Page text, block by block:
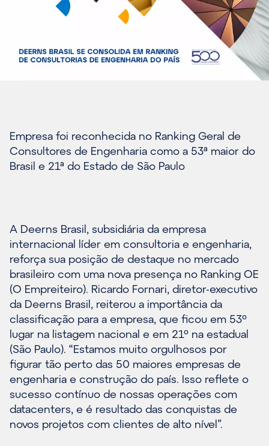
Empresa foi reconhecida no Ranking Geral de
Consultores de Engenharia como a 53ª maior do
Brasil e 21ª do Estado de São Paulo
A Deerns Brasil, subsidiária da empresa
internacional líder em consultoria e engenharia,
reforça sua posição de destaque no mercado
brasileiro com uma nova presença no Ranking OE
(O Empreiteiro). Ricardo Fornari, diretor-executivo
da Deerns Brasil, reiterou a importância da
classificação para a empresa, que ficou em 53º
lugar na listagem nacional e em 21º na estadual
(São Paulo). “Estamos muito orgulhosos por
figurar tão perto das 50 maiores empresas de
engenharia e construção do país. Isso reflete o
sucesso contínuo de nossas operações com
datacenters, e é resultado das conquistas de
novos projetos com clientes de alto nível”.